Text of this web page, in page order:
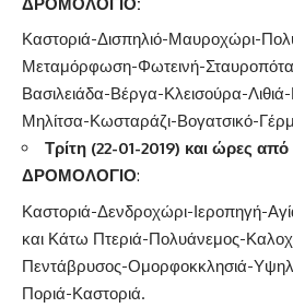
Καστοριά-Δισπηλιό-Μαυροχώρι-
Μεταμόρφωση-Φωτεινή-
Βασιλειάδα-Βέργα-Κλεισούρα-
Μηλίτσα-Κωσταράζι-Βογατσικό-
Τρίτη (22-01-2019) και ώρες
ΔΡΟΜΟΛΟΓΙΟ:
Καστοριά-Δενδροχώρι-Ιεροπηγή-
και Κάτω Πτεριά-Πολυάνεμος-
Πεντάβρυσος-Ομορφοκκλησιά-
Ποριά-Καστοριά.